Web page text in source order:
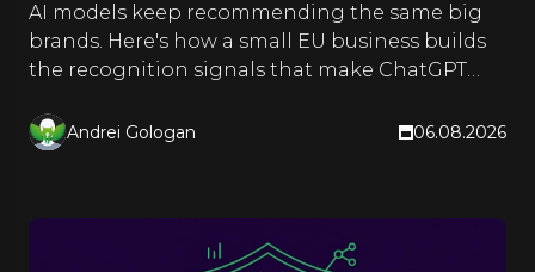
AI models keep recommending the same big
brands. Here's how a small EU business builds
the recognition signals that make ChatGPT
Andrei Gologan 06.08.2026